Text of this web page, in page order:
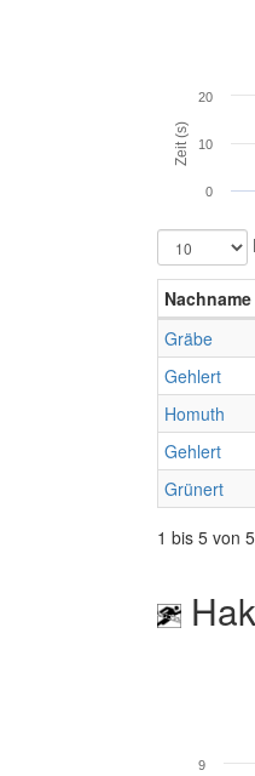
Zeit (s)
0
10
20
Nachname
Gräbe
Gehlert
Homuth
Gehlert
Grünert
1 bis 5 von
9